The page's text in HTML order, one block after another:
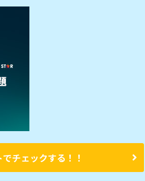
チェックする！！